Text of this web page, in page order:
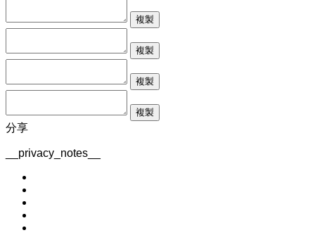
複製
複製
複製
複製
分享
__privacy_notes__